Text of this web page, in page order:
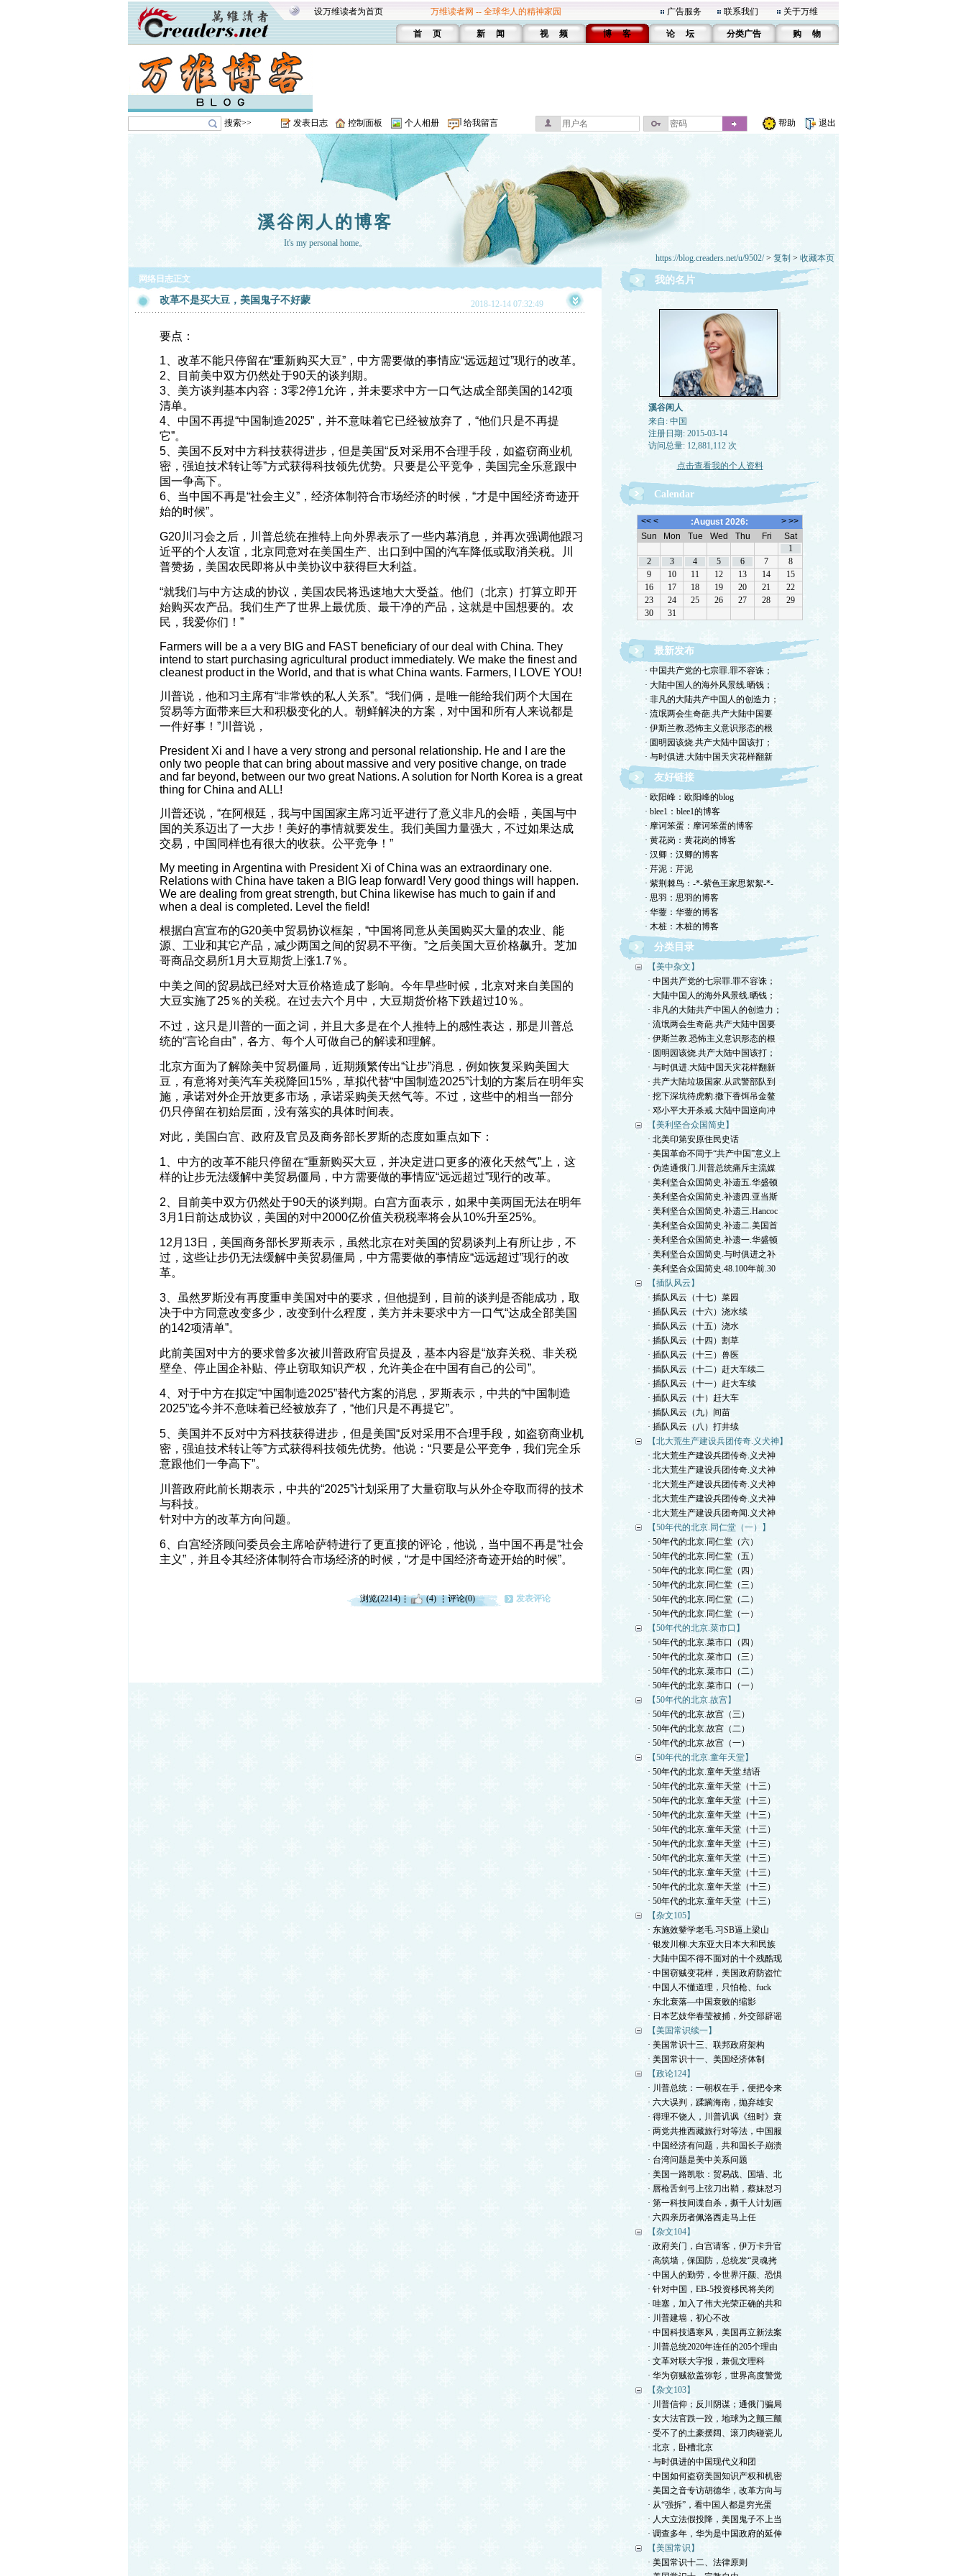
设万维读者为首页 万维读者网 -- 全球华人的精神家园 广告服务 联系我们 关于万维
首 页 新 闻 视 频 博 客 论 坛 分类广告 购 物
搜索>> 发表日志 控制面板 个人相册 给我留言 帮助 退出
溪谷闲人的博客
It's my personal home。
https://blog.creaders.net/u/9502/> 复制 > 收藏本页
网络日志正文
改革不是买大豆，美国鬼子不好蒙 2018-12-14 07:32:49
要点：
1、改革不能只停留在“重新购买大豆”，中方需要做的事情应“远远超过”现行的改革。
2、目前美中双方仍然处于90天的谈判期。
3、美方谈判基本内容：3零2停1允许，并未要求中方一口气达成全部美国的142项
清单。
4、中国不再提“中国制造2025”，并不意味着它已经被放弃了，“他们只是不再提
它”。
5、美国不反对中方科技获得进步，但是美国“反对采用不合理手段，如盗窃商业机
密，强迫技术转让等”方式获得科技领先优势。只要是公平竞争，美国完全乐意跟中
国一争高下。
6、当中国不再是“社会主义”，经济体制符合市场经济的时候，“才是中国经济奇迹开
始的时候”。
G20川习会之后，川普总统在推特上向外界表示了一些内幕消息，并再次强调他跟习
近平的个人友谊，北京同意对在美国生产、出口到中国的汽车降低或取消关税。川
普赞扬，美国农民即将从中美协议中获得巨大利益。
“就我们与中方达成的协议，美国农民将迅速地大大受益。他们（北京）打算立即开
始购买农产品。我们生产了世界上最优质、最干净的产品，这就是中国想要的。农
民，我爱你们！”
Farmers will be a a very BIG and FAST beneficiary of our deal with China. They
intend to start purchasing agricultural product immediately. We make the finest and
cleanest product in the World, and that is what China wants. Farmers, I LOVE YOU!
川普说，他和习主席有“非常铁的私人关系”。“我们俩，是唯一能给我们两个大国在
贸易等方面带来巨大和积极变化的人。朝鲜解决的方案，对中国和所有人来说都是
一件好事！”川普说，
President Xi and I have a very strong and personal relationship. He and I are the
only two people that can bring about massive and very positive change, on trade
and far beyond, between our two great Nations. A solution for North Korea is a great
thing for China and ALL!
川普还说，“在阿根廷，我与中国国家主席习近平进行了意义非凡的会晤，美国与中
国的关系迈出了一大步！美好的事情就要发生。我们美国力量强大，不过如果达成
交易，中国同样也有很大的收获。公平竞争！”
My meeting in Argentina with President Xi of China was an extraordinary one.
Relations with China have taken a BIG leap forward! Very good things will happen.
We are dealing from great strength, but China likewise has much to gain if and
when a deal is completed. Level the field!
根据白宫宣布的G20美中贸易协议框架，“中国将同意从美国购买大量的农业、能
源、工业和其它产品，减少两国之间的贸易不平衡。”之后美国大豆价格飙升。芝加
哥商品交易所1月大豆期货上涨1.7％。
中美之间的贸易战已经对大豆价格造成了影响。今年早些时候，北京对来自美国的
大豆实施了25％的关税。在过去六个月中，大豆期货价格下跌超过10％。
不过，这只是川普的一面之词，并且大多是在个人推特上的感性表达，那是川普总
统的“言论自由”，各方、每个人可做自己的解读和理解。
北京方面为了解除美中贸易僵局，近期频繁传出“让步”消息，例如恢复采购美国大
豆，有意将对美汽车关税降回15%，草拟代替“中国制造2025”计划的方案后在明年实
施，承诺对外企开放更多市场，承诺采购美天然气等。不过，这些中的相当一部分
仍只停留在初始层面，没有落实的具体时间表。
对此，美国白宫、政府及官员及商务部长罗斯的态度如重点如下：
1、中方的改革不能只停留在“重新购买大豆，并决定进口更多的液化天然气”上，这
样的让步无法缓解中美贸易僵局，中方需要做的事情应“远远超过”现行的改革。
2、目前美中双方仍然处于90天的谈判期。白宫方面表示，如果中美两国无法在明年
3月1日前达成协议，美国的对中2000亿价值关税税率将会从10%升至25%。
12月13日，美国商务部长罗斯表示，虽然北京在对美国的贸易谈判上有所让步，不
过，这些让步仍无法缓解中美贸易僵局，中方需要做的事情应“远远超过”现行的改
革。
3、虽然罗斯没有再度重申美国对中的要求，但他提到，目前的谈判是否能成功，取
决于中方同意改变多少，改变到什么程度，美方并未要求中方一口气“达成全部美国
的142项清单”。
此前美国对中方的要求曾多次被川普政府官员提及，基本内容是“放弃关税、非关税
壁垒、停止国企补贴、停止窃取知识产权，允许美企在中国有自己的公司”。
4、对于中方在拟定“中国制造2025”替代方案的消息，罗斯表示，中共的“中国制造
2025”迄今并不意味着已经被放弃了，“他们只是不再提它”。
5、美国并不反对中方科技获得进步，但是美国“反对采用不合理手段，如盗窃商业机
密，强迫技术转让等”方式获得科技领先优势。他说：“只要是公平竞争，我们完全乐
意跟他们一争高下”。
川普政府此前长期表示，中共的“2025”计划采用了大量窃取与从外企夺取而得的技术
与科技。
针对中方的改革方向问题。
6、白宫经济顾问委员会主席哈萨特进行了更直接的评论，他说，当中国不再是“社会
主义”，并且令其经济体制符合市场经济的时候，“才是中国经济奇迹开始的时候”。
浏览(2214) (4) 评论(0) 发表评论
我的名片
溪谷闲人
来自: 中国
注册日期: 2015-03-14
访问总量: 12,881,112 次
点击查看我的个人资料
Calendar
最新发布
· 中国共产党的七宗罪.罪不容诛；
· 大陆中国人的海外风景线.晒钱；
· 非凡的大陆共产中国人的创造力；
· 流氓两会生奇葩.共产大陆中国要
· 伊斯兰教.恐怖主义意识形态的根
· 圆明园该烧.共产大陆中国该打；
· 与时俱进.大陆中国天灾花样翻新
友好链接
· 欧阳峰：欧阳峰的blog
· blee1：blee1的博客
· 摩诃笨蛋：摩诃笨蛋的博客
· 黄花岗：黄花岗的博客
· 汉卿：汉卿的博客
· 芹泥：芹泥
· 紫荆棘鸟：-*-紫色王家思絮絮-*-
· 思羽：思羽的博客
· 华蓥：华蓥的博客
· 木桩：木桩的博客
分类目录
【美中杂文】
· 中国共产党的七宗罪.罪不容诛；
· 大陆中国人的海外风景线.晒钱；
· 非凡的大陆共产中国人的创造力；
· 流氓两会生奇葩.共产大陆中国要
· 伊斯兰教.恐怖主义意识形态的根
· 圆明园该烧.共产大陆中国该打；
· 与时俱进.大陆中国天灾花样翻新
· 共产大陆垃圾国家.从武警部队到
· 挖下深坑待虎豹.撒下香饵吊金鳌
· 邓小平大开杀戒.大陆中国逆向冲
【美利坚合众国简史】
· 北美印第安原住民史话
· 美国革命不同于“共产中国”意义上
· 伪造通俄门.川普总统痛斥主流媒
· 美利坚合众国简史.补遗五.华盛顿
· 美利坚合众国简史.补遗四.亚当斯
· 美利坚合众国简史.补遗三.Hancoc
· 美利坚合众国简史.补遗二.美国首
· 美利坚合众国简史.补遗一.华盛顿
· 美利坚合众国简史.与时俱进之补
· 美利坚合众国简史.48.100年前.30
【插队风云】
· 插队风云（十七）菜园
· 插队风云（十六）浇水续
· 插队风云（十五）浇水
· 插队风云（十四）割草
· 插队风云（十三）兽医
· 插队风云（十二）赶大车续二
· 插队风云（十一）赶大车续
· 插队风云（十）赶大车
· 插队风云（九）间苗
· 插队风云（八）打井续
【北大荒生产建设兵团传奇.义犬神】
· 北大荒生产建设兵团传奇.义犬神
· 北大荒生产建设兵团传奇.义犬神
· 北大荒生产建设兵团传奇.义犬神
· 北大荒生产建设兵团传奇.义犬神
· 北大荒生产建设兵团奇闻.义犬神
【50年代的北京.同仁堂（一）】
· 50年代的北京.同仁堂（六）
· 50年代的北京.同仁堂（五）
· 50年代的北京.同仁堂（四）
· 50年代的北京.同仁堂（三）
· 50年代的北京.同仁堂（二）
· 50年代的北京.同仁堂（一）
【50年代的北京.菜市口】
· 50年代的北京.菜市口（四）
· 50年代的北京.菜市口（三）
· 50年代的北京.菜市口（二）
· 50年代的北京.菜市口（一）
【50年代的北京.故宫】
· 50年代的北京.故宫（三）
· 50年代的北京.故宫（二）
· 50年代的北京.故宫（一）
【50年代的北京.童年天堂】
· 50年代的北京.童年天堂.结语
· 50年代的北京.童年天堂（十三）
· 50年代的北京.童年天堂（十三）
· 50年代的北京.童年天堂（十三）
· 50年代的北京.童年天堂（十三）
· 50年代的北京.童年天堂（十三）
· 50年代的北京.童年天堂（十三）
· 50年代的北京.童年天堂（十三）
· 50年代的北京.童年天堂（十三）
· 50年代的北京.童年天堂（十三）
【杂文105】
· 东施效颦学老毛.习SB逼上梁山
· 银发川柳.大东亚大日本大和民族
· 大陆中国不得不面对的十个残酷现
· 中国窃贼变花样，美国政府防盗忙
· 中国人不懂道理，只怕枪、fuck
· 东北衰落—中国衰败的缩影
· 日本艺妓华春莹被捕，外交部辟谣
【美国常识续一】
· 美国常识十三、联邦政府架构
· 美国常识十一、美国经济体制
【政论124】
· 川普总统：一朝权在手，便把令来
· 六大误判，蹂躏海南，抛弃雄安
· 得理不饶人，川普讥讽《纽时》衰
· 两党共推西藏旅行对等法，中国服
· 中国经济有问题，共和国长子崩溃
· 台湾问题是美中关系问题
· 美国一路凯歌：贸易战、国墙、北
· 唇枪舌剑弓上弦刀出鞘，蔡妹怼习
· 第一科技间谍自杀，撕千人计划画
· 六四亲历者佩洛西走马上任
【杂文104】
· 政府关门，白宫请客，伊万卡升官
· 高筑墙，保国防，总统发“灵魂拷
· 中国人的勤劳，令世界汗颜、恐惧
· 针对中国，EB-5投资移民将关闭
· 哇塞，加入了伟大光荣正确的共和
· 川普建墙，初心不改
· 中国科技遇寒风，美国再立新法案
· 川普总统2020年连任的205个理由
· 文革对联大字报，兼侃文理科
· 华为窃贼欲盖弥彰，世界高度警觉
【杂文103】
· 川普信仰；反川阴谋；通俄门骗局
· 女大法官跌一跤，地球为之颤三颤
· 受不了的土豪摆阔、滚刀肉碰瓷儿
· 北京，卧槽北京
· 与时俱进的中国现代义和团
· 中国如何盗窃美国知识产权和机密
· 美国之音专访胡德华，改革方向与
· 从“强拆”，看中国人都是穷光蛋
· 人大立法假投降，美国鬼子不上当
· 调查多年，华为是中国政府的延伸
【美国常识】
· 美国常识十二、法律原则